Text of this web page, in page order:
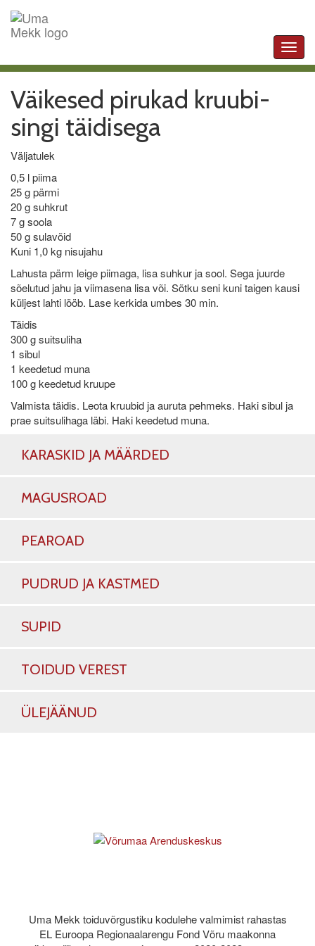
Väikesed pirukad kruubi-
singi täidisega
Väljatulek
0,5 l piima
25 g pärmi
20 g suhkrut
7 g soola
50 g sulavõid
Kuni 1,0 kg nisujahu
Lahusta pärm leige piimaga, lisa suhkur ja sool. Sega juurde
sõelutud jahu ja viimasena lisa või. Sõtku seni kuni taigen kausi
küljest lahti lööb. Lase kerkida umbes 30 min.
Täidis
300 g suitsuliha
1 sibul
1 keedetud muna
100 g keedetud kruupe
Valmista täidis. Leota kruubid ja auruta pehmeks. Haki sibul ja
prae suitsulihaga läbi. Haki keedetud muna.
KARASKID JA MÄÄRDED
MAGUSROAD
PEAROAD
PUDRUD JA KASTMED
SUPID
TOIDUD VEREST
ÜLEJÄÄNUD
Uma Mekk toiduvõrgustiku kodulehe valmimist rahastas
EL Euroopa Regionaalarengu Fond Võru maakonna